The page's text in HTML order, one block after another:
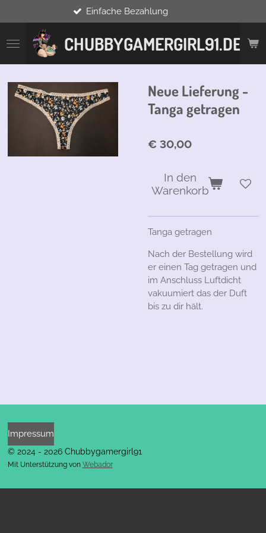
Hauptinhalt
springen
CHUBBYGAMERGIRL91.DE
Einfache Bezahlung
Neue Lieferung -
Tanga getragen
€ 30,00
In den
Warenkorb
Tanga getragen
Nach der Bestellung wird
er einen Tag getragen und
im Anschluss Luftdicht
vakuumiert das der Duft
bis zu dir hält.
Impressum
© 2024 - 2026 Chubbygamergirl91
Mit Unterstützung von Webador